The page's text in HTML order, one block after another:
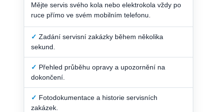
Mějte servis svého kola nebo elektrokola vždy po
ruce přímo ve svém mobilním telefonu.
✓ Zadání servisní zakázky během několika
sekund.
✓ Přehled průběhu opravy a upozornění na
dokončení.
✓ Fotodokumentace a historie servisních
zakázek.